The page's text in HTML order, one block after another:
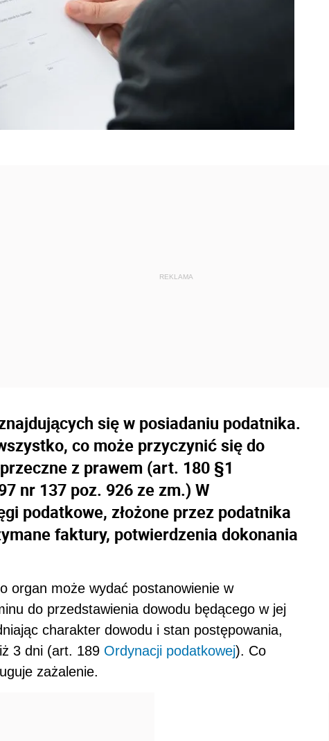
się w posiadaniu podatnika.
co może przyczynić się do
z prawem (art. 180 §1
nr 137 poz. 926 ze zm.) W
podatkowe, złożone przez podatnika
faktury, potwierdzenia dokonania
organ może wydać postanowienie w
do przedstawienia dowodu będącego w jej
charakter dowodu i stan postępowania,
3 dni (art. 189 Ordynacji podatkowej). Co
zażalenie.